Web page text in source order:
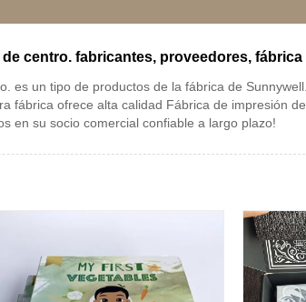
centro. fabricantes, proveedores, fábrica
es un tipo de productos de la fábrica de
fábrica ofrece alta calidad Fábrica de impresión
en su socio comercial confiable a largo plazo!